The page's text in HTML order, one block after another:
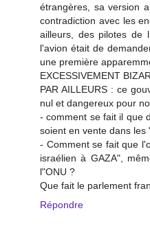
étrangères, sa version
contradiction avec les
ailleurs, des pilotes de
l'avion était de
une première
EXCESSIVEMENT
PAR AILLEURS : ce
nul et dangereux pour
- comment se fait il que
soient en vente dans les
- Comment se fait que
israélien à GAZA",
l"ONU ?
Que fait le parlement
Répondre